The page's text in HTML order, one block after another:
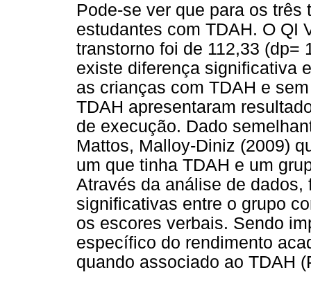
Pode-se ver que para os
estudantes com TDAH. O QI
transtorno foi de 112,33 (dp=
existe diferença significativa
as crianças com TDAH e
TDAH apresentaram
de execução. Dado
Mattos, Malloy-Diniz (2009)
um que tinha TDAH e um
Através da análise de
significativas entre o grupo
os escores verbais. Sendo
específico do rendimento
quando associado ao TDAH